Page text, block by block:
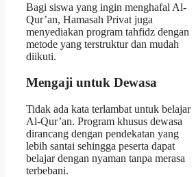
Bagi siswa yang ingin menghafal Al-
Qur’an, Hamasah Privat juga
menyediakan program tahfidz dengan
metode yang terstruktur dan mudah
diikuti.
Mengaji untuk Dewasa
Tidak ada kata terlambat untuk belajar
Al-Qur’an. Program khusus dewasa
dirancang dengan pendekatan yang
lebih santai sehingga peserta dapat
belajar dengan nyaman tanpa merasa
terbebani.